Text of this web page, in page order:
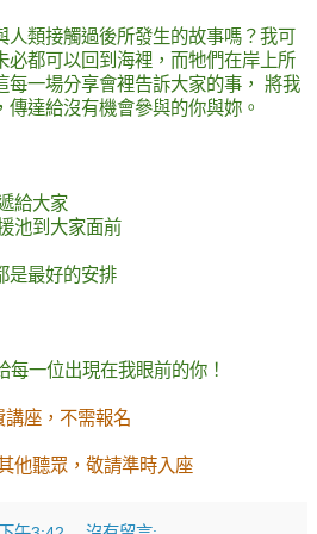
人類接觸過後所發生的故事嗎？我可
必都可以回到海裡，而牠們在岸上所
每一場分享會裡告訴大家的事， 將我
達給沒有機會參與的你與妳。
給大家
池到大家面前
是最好的安排
一位出現在我眼前的你！
講座，不需報名
他聽眾，敬請準時入座